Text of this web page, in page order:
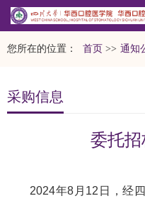
您所在的位置： 首页 >> 通知
采购信息
委托
2024年8月12日，经